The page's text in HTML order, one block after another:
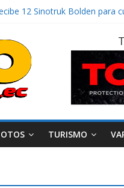
12 Sinotruk Bolden para
ecuatoriano creció un
pasar con tu vehículo si
Ecuador 2026, edición 47ª,
TURISMO